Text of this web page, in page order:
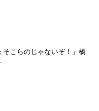
そこらのじゃないぞ！」橋